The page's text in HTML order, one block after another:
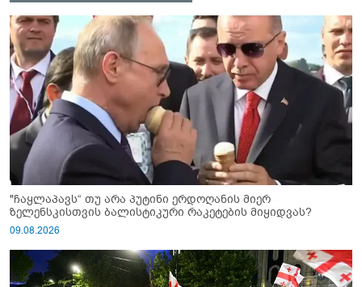
"ჩაყლაპავს“ თუ არა პუტინი ერდოღანის მიერ
ზელენსკისთვის ბალისტიკური რაკეტების მიყიდვას?
09.08.2026